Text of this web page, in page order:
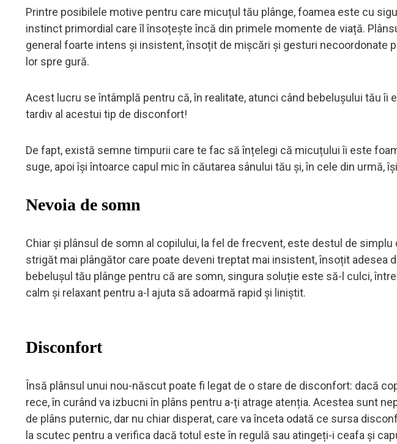
Printre posibilele motive pentru care micuțul tău plânge, foamea este cu
instinct primordial care îl însoțește încă din primele momente de viață.
general foarte intens și insistent, însoțit de mișcări și gesturi necoordonate
lor spre gură.
Acest lucru se întâmplă pentru că, în realitate, atunci când bebelușului tău îi
tardiv al acestui tip de disconfort!
De fapt, există semne timpurii care te fac să înțelegi că micuțului îi este
suge, apoi își întoarce capul mic în căutarea sânului tău și, în cele din urmă,
Nevoia de somn
Chiar și plânsul de somn al copilului, la fel de frecvent, este destul de
strigăt mai plângător care poate deveni treptat mai insistent, însoțit adesea
bebelușul tău plânge pentru că are somn, singura soluție este să-l culci,
calm și relaxant pentru a-l ajuta să adoarmă rapid și liniștit.
Disconfort
Însă plânsul unui nou-născut poate fi legat de o stare de disconfort: dacă
rece, în curând va izbucni în plâns pentru a-ți atrage atenția. Acestea sunt
de plâns puternic, dar nu chiar disperat, care va înceta odată ce sursa
la scutec pentru a verifica dacă totul este în regulă sau atingeți-i ceafa și